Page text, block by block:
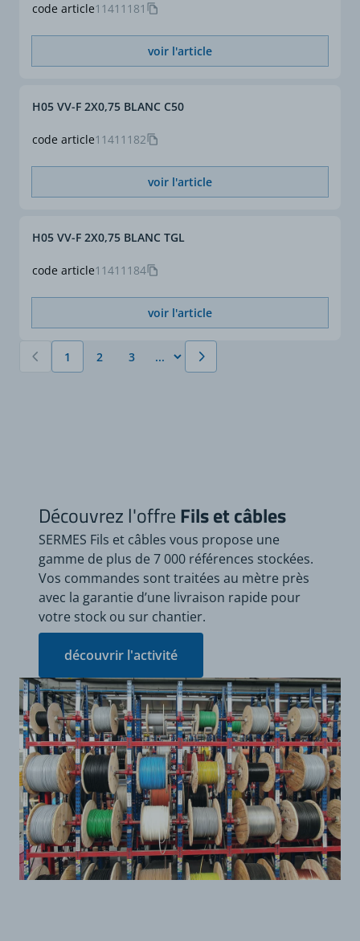
code article11411181
voir l'article
code article11411182
H05 VV-F 2X0,75 BLANC C50
voir l'article
code article11411184
H05 VV-F 2X0,75 BLANC TGL
voir l'article
Vous lisez actuellement la page
1 Page
2 Page
3
Découvrez l'offreFils et câbles
SERMES Fils et câbles vous propose une
gamme de plus de 7 000 références stockées.
Vos commandes sont traitées au mètre près
avec la garantie d’une livraison rapide pour
votre stock ou sur chantier.
découvrir l'activité